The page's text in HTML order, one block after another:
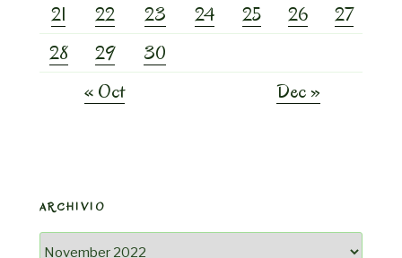
21
22 23 24 25 26
27
28
29
30
« Oct
Dec »
ARCHIVIO
Archivio